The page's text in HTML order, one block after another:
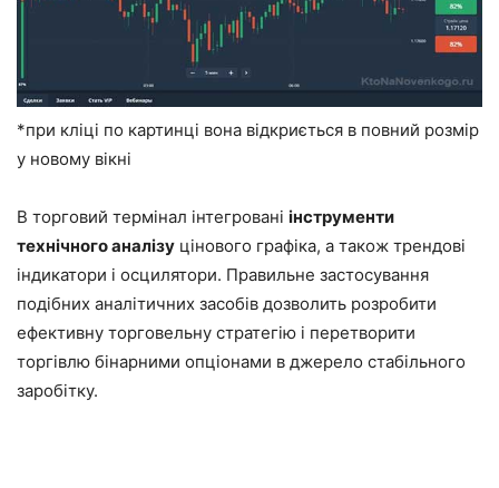
*при кліці по картинці вона відкриється в повний розмір
у новому вікні
В торговий термінал інтегровані інструменти
технічного аналізу цінового графіка, а також трендові
індикатори і осцилятори. Правильне застосування
подібних аналітичних засобів дозволить розробити
ефективну торговельну стратегію і перетворити
торгівлю бінарними опціонами в джерело стабільного
заробітку.